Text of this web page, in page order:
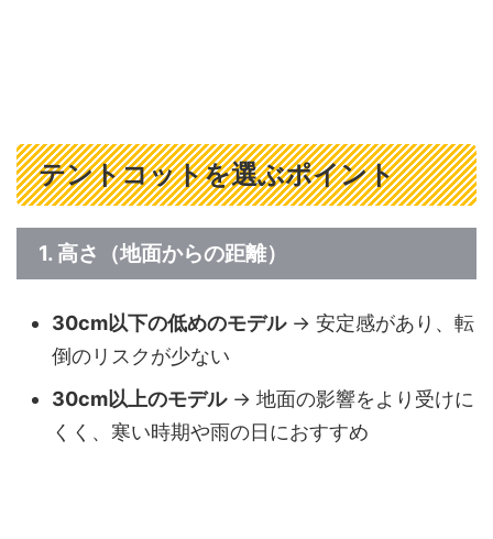
テントコットを選ぶポイント
1. 高さ（地面からの距離）
30cm以下の低めのモデル→ 安定感があり、転
倒のリスクが少ない
30cm以上のモデル→ 地面の影響をより受けに
くく、寒い時期や雨の日におすすめ